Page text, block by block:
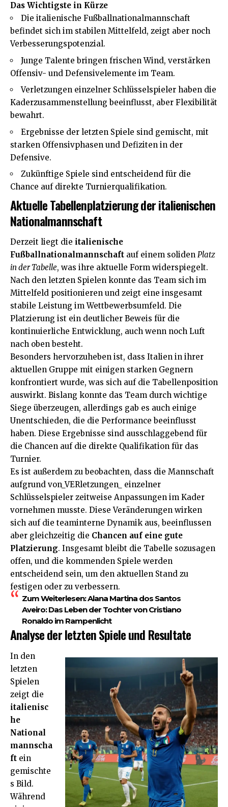
Das Wichtigste in Kürze
Die italienische Fußballnationalmannschaft
befindet sich im stabilen Mittelfeld, zeigt aber noch
Verbesserungspotenzial.
Junge Talente bringen frischen Wind, verstärken
Offensiv- und Defensivelemente im Team.
Verletzungen einzelner Schlüsselspieler haben die
Kaderzusammenstellung beeinflusst, aber Flexibilität
bewahrt.
Ergebnisse der letzten Spiele sind gemischt, mit
starken Offensivphasen und Defiziten in der
Defensive.
Zukünftige Spiele sind entscheidend für die
Chance auf direkte Turnierqualifikation.
Aktuelle Tabellenplatzierung der italienischen
Nationalmannschaft
Derzeit liegt die italienische
Fußballnationalmannschaft auf einem soliden Platz
in der Tabelle, was ihre aktuelle Form widerspiegelt.
Nach den letzten Spielen konnte das Team sich im
Mittelfeld positionieren und zeigt eine insgesamt
stabile Leistung im Wettbewerbsumfeld. Die
Platzierung ist ein deutlicher Beweis für die
kontinuierliche Entwicklung, auch wenn noch Luft
nach oben besteht.
Besonders hervorzuheben ist, dass Italien in ihrer
aktuellen Gruppe mit einigen starken Gegnern
konfrontiert wurde, was sich auf die Tabellenposition
auswirkt. Bislang konnte das Team durch wichtige
Siege überzeugen, allerdings gab es auch einige
Unentschieden, die die Performance beeinflusst
haben. Diese Ergebnisse sind ausschlaggebend für
die Chancen auf die direkte Qualifikation für das
Turnier.
Es ist außerdem zu beobachten, dass die Mannschaft
aufgrund von_VERletzungen_ einzelner
Schlüsselspieler zeitweise Anpassungen im Kader
vornehmen musste. Diese Veränderungen wirken
sich auf die teaminterne Dynamik aus, beeinflussen
aber gleichzeitig die Chancen auf eine gute
Platzierung. Insgesamt bleibt die Tabelle sozusagen
offen, und die kommenden Spiele werden
entscheidend sein, um den aktuellen Stand zu
festigen oder zu verbessern.
Zum Weiterlesen:Alana Martina dos Santos
Aveiro: Das Leben der Tochter von Cristiano
Ronaldo im Rampenlicht
Analyse der letzten Spiele und Resultate
In den
letzten
Spielen
zeigt die
italienisc
he
National
mannscha
ft ein
gemischte
s Bild.
Während